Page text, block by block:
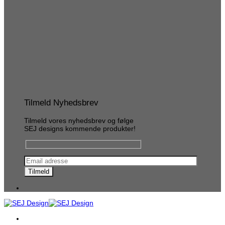
Tilmeld Nyhedsbrev
Tilmeld vores nyhedsbrev og følge
SEJ designs kommende produkter!